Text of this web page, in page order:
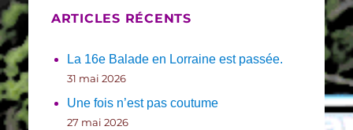
ARTICLES RÉCENTS
La 16e Balade en Lorraine est passée.
31 mai 2026
Une fois n’est pas coutume
27 mai 2026